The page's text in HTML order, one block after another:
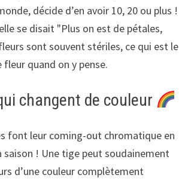
décide d’en avoir 10, 20 ou plus !
se disait "Plus on est de pétales,
sont souvent stériles, ce qui est le
fleur quand on y pense.
changent de couleur
font leur coming-out chromatique en
saison ! Une tige peut soudainement
d’une couleur complètement